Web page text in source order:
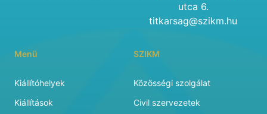
utca 6.
titkarsag@szikm.hu
Menü
Kiállítóhelyek
Kiállítások
SZIKM
Közösségi szolgálat
Civil szervezetek